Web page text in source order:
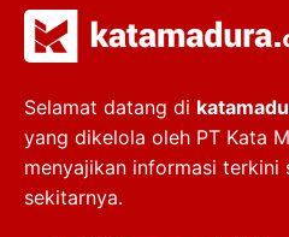
Selamat datang di
yang dikelola oleh PT Kata
menyajikan informasi terkini
sekitarnya.